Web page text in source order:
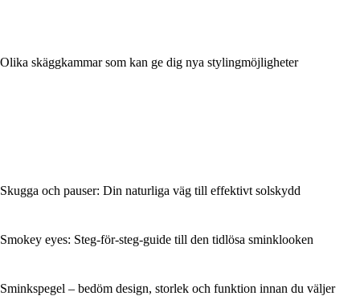
Olika skäggkammar som kan ge dig nya stylingmöjligheter
Skugga och pauser: Din naturliga väg till effektivt solskydd
Smokey eyes: Steg-för-steg-guide till den tidlösa sminklooken
Sminkspegel – bedöm design, storlek och funktion innan du väljer